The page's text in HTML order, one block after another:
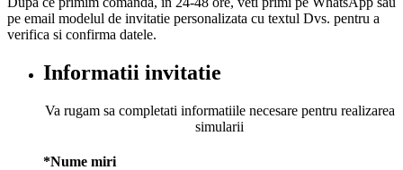
pe email modelul de invitatie personalizata cu textul Dvs. pentru a
verifica si confirma datele.
Informatii invitatie
Va rugam sa completati informatiile necesare pentru realizarea
simularii
*Nume miri